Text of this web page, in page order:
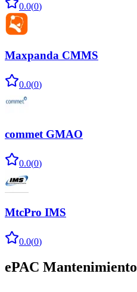
0.0(0)
Maxpanda CMMS
0.0(0)
commet GMAO
0.0(0)
MtcPro IMS
0.0(0)
ePAC Mantenimiento